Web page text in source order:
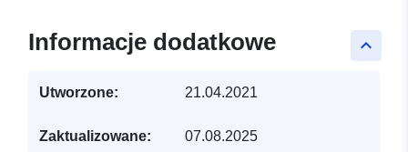
keyboard_arrow_up
Informacje dodatkowe
Utworzone: 21.04.2021
Zaktualizowane: 07.08.2025